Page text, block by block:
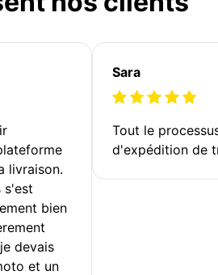
livraison.
s'est
bien
devais
et un
Sara
Tout le
d'expédition de